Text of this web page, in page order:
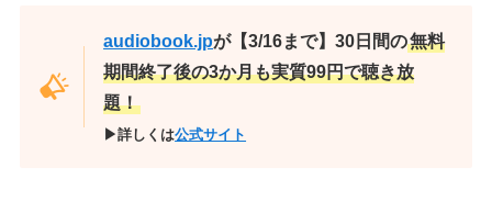
audiobook.jpが【3/16まで】30日間の無料
期間終了後の3か月も実質99円で聴き放
題！
▶詳しくは公式サイト